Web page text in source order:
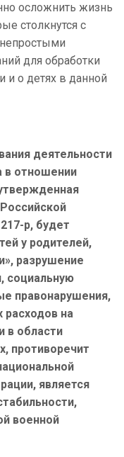
осложнить жизнь
столкнутся с
для обработки
и о детях в данной
деятельности
в отношении
р, будет
у родителей,
разрушение
социальную
правонарушения,
на
в области
противоречит
является
военной